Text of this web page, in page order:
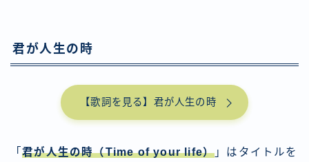
君が人生の時
【歌詞を見る】君が人生の時
「君が人生の時（Time of your life） 」はタイトルを